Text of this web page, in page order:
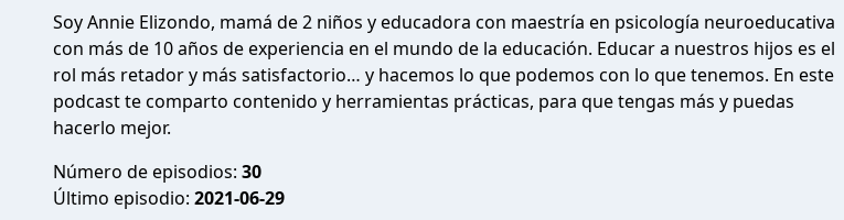
Soy Annie Elizondo, mamá de 2 niños y educadora con maestría en psicología neuroeducativa
con más de 10 años de experiencia en el mundo de la educación. Educar a nuestros hijos es el
rol más retador y más satisfactorio… y hacemos lo que podemos con lo que tenemos. En este
podcast te comparto contenido y herramientas prácticas, para que tengas más y puedas
hacerlo mejor.
Número de episodios: 30
Último episodio: 2021-06-29